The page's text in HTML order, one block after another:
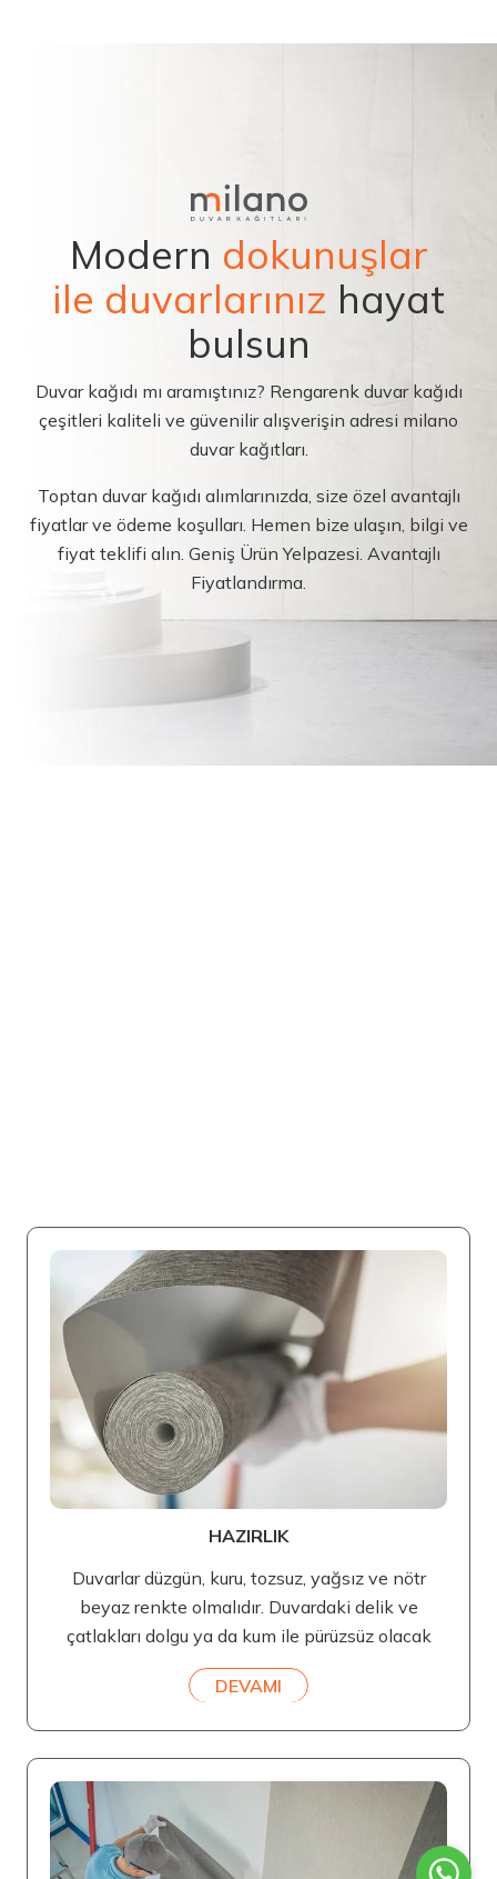
Modern dokunuşlar
ile duvarlarınız hayat
bulsun
Duvar kağıdı mı aramıştınız? Rengarenk duvar kağıdı
çeşitleri kaliteli ve güvenilir alışverişin adresi milano
duvar kağıtları.
Toptan duvar kağıdı alımlarınızda, size özel avantajlı
fiyatlar ve ödeme koşulları. Hemen bize ulaşın, bilgi ve
fiyat teklifi alın. Geniş Ürün Yelpazesi. Avantajlı
Fiyatlandırma.
HAZIRLIK
Duvarlar düzgün, kuru, tozsuz, yağsız ve nötr
beyaz renkte olmalıdır. Duvardaki delik ve
çatlakları dolgu ya da kum ile pürüzsüz olacak
DEVAMI